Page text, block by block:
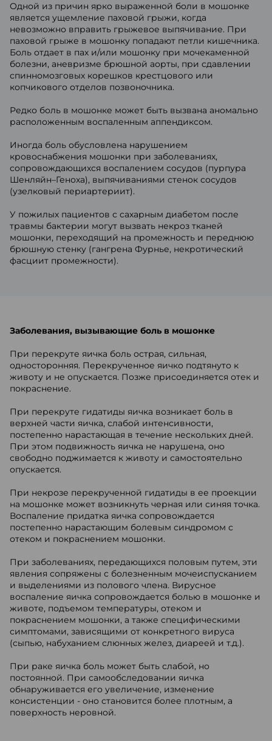
Одной из причин ярко выраженной боли в мошонке
является ущемление паховой грыжи, когда
невозможно вправить грыжевое выпячивание. При
паховой грыже в мошонку попадают петли кишечника.
Боль отдает в пах и/или мошонку при мочекаменной
болезни, аневризме брюшной аорты, при сдавлении
спинномозговых корешков крестцового или
копчикового отделов позвоночника.
Редко боль в мошонке может быть вызвана аномально
расположенным воспаленным аппендиксом.
Иногда боль обусловлена нарушением
кровоснабжения мошонки при заболеваниях,
сопровождающихся воспалением сосудов (пурпура
Шенляйн–Геноха), выпячиваниями стенок сосудов
(узелковый периартериит).
У пожилых пациентов с сахарным диабетом после
травмы бактерии могут вызвать некроз тканей
мошонки, переходящий на промежность и переднюю
брюшную стенку (гангрена Фурнье, некротический
фасциит промежности).
Заболевания, вызывающие боль в мошонке
При перекруте яичка боль острая, сильная,
односторонняя. Перекрученное яичко подтянуто к
животу и не опускается. Позже присоединяется отек и
покраснение.
При перекруте гидатиды яичка возникает боль в
верхней части яичка, слабой интенсивности,
постепенно нарастающая в течение нескольких дней.
При этом подвижность яичка не нарушена, оно
свободно поджимается к животу и самостоятельно
опускается.
При некрозе перекрученной гидатиды в ее проекции
на мошонке может возникнуть черная или синяя точка.
Воспаление придатка яичка сопровождается
постепенно нарастающим болевым синдромом с
отеком и покраснением мошонки.
При заболеваниях, передающихся половым путем, эти
явления сопряжены с болезненным мочеиспусканием
и выделениями из полового члена. Вирусное
воспаление яичка сопровождается болью в мошонке и
животе, подъемом температуры, отеком и
покраснением мошонки, а также специфическими
симптомами, зависящими от конкретного вируса
(сыпью, набуханием слюнных желез, диареей и т.д.).
При раке яичка боль может быть слабой, но
постоянной. При самообследовании яичка
обнаруживается его увеличение, изменение
консистенции - оно становится более плотным, а
поверхность неровной.